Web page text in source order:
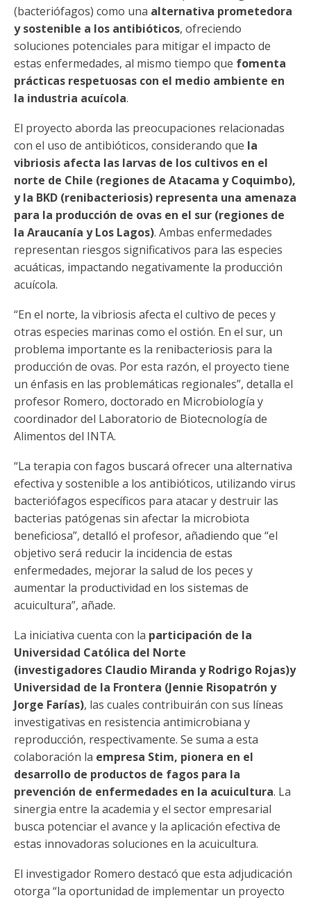
(bacteriófagos) como una alternativa prometedora
y sostenible a los antibióticos, ofreciendo
soluciones potenciales para mitigar el impacto de
estas enfermedades, al mismo tiempo que fomenta
prácticas respetuosas con el medio ambiente en
la industria acuícola.
El proyecto aborda las preocupaciones relacionadas
con el uso de antibióticos, considerando que la
vibriosis afecta las larvas de los cultivos en el
norte de Chile (regiones de Atacama y Coquimbo),
y la BKD (renibacteriosis) representa una amenaza
para la producción de ovas en el sur (regiones de
la Araucanía y Los Lagos). Ambas enfermedades
representan riesgos significativos para las especies
acuáticas, impactando negativamente la producción
acuícola.
“En el norte, la vibriosis afecta el cultivo de peces y
otras especies marinas como el ostión. En el sur, un
problema importante es la renibacteriosis para la
producción de ovas. Por esta razón, el proyecto tiene
un énfasis en las problemáticas regionales”, detalla el
profesor Romero, doctorado en Microbiología y
coordinador del Laboratorio de Biotecnología de
Alimentos del INTA.
“La terapia con fagos buscará ofrecer una alternativa
efectiva y sostenible a los antibióticos, utilizando virus
bacteriófagos específicos para atacar y destruir las
bacterias patógenas sin afectar la microbiota
beneficiosa”, detalló el profesor, añadiendo que “el
objetivo será reducir la incidencia de estas
enfermedades, mejorar la salud de los peces y
aumentar la productividad en los sistemas de
acuicultura”, añade.
La iniciativa cuenta con la participación de la
Universidad Católica del Norte
(investigadores Claudio Miranda y Rodrigo Rojas)y
Universidad de la Frontera (Jennie Risopatrón y
Jorge Farías), las cuales contribuirán con sus líneas
investigativas en resistencia antimicrobiana y
reproducción, respectivamente. Se suma a esta
colaboración la empresa Stim, pionera en el
desarrollo de productos de fagos para la
prevención de enfermedades en la acuicultura. La
sinergia entre la academia y el sector empresarial
busca potenciar el avance y la aplicación efectiva de
estas innovadoras soluciones en la acuicultura.
El investigador Romero destacó que esta adjudicación
otorga “la oportunidad de implementar un proyecto